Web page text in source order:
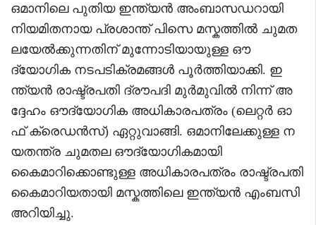
ഒമാനിലെ പുതിയ ഇന്ത്യൻ അംബാസഡറായി
നിയമിതനായ പ്രശാന്ത് പിസെ മസ്കത്തിൽ ചുമത
ലയേൽക്കുന്നതിന് മുന്നോടിയായുള്ള ഔ
ദ്യോഗിക നടപടിക്രമങ്ങൾ പൂർത്തിയാക്കി. ഇ
ന്ത്യൻ രാഷ്ട്രപതി ദ്രൗപദി മുർമുവിൽ നിന്ന് അ
ദ്ദേഹം ഔദ്യോഗിക അധികാരപത്രം (ലെറ്റർ ഓ
ഫ് ക്രെഡൻസ്) ഏറ്റുവാങ്ങി. ഒമാനിലേക്കുള്ള ന
യതന്ത്ര ചുമതല ഔദ്യോഗികമായി
കൈമാറിക്കൊണ്ടുള്ള അധികാരപത്രം രാഷ്ട്രപതി
കൈമാറിയതായി മസ്കത്തിലെ ഇന്ത്യൻ എംബസി
അറിയിച്ചു.